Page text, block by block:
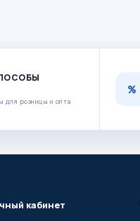
для розницы и опта
кабинет